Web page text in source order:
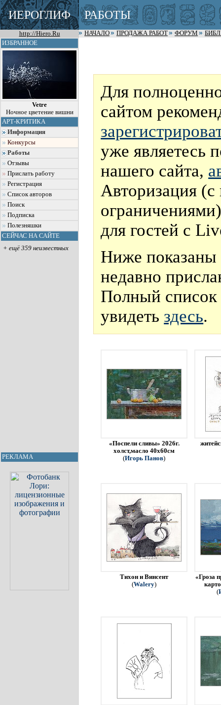
ИЕРОГЛИФ РАБОТЫ
http://Hiero.Ru НАЧАЛО ПРОДАЖА РАБОТ ФОРУМ
ИЗБРАННОЕ
Vetre
Ночное цветение вишни
АРТ-КРИТИКА
Информация
Конкурсы
Работы
Отзывы
Прислать работу
Регистрация
Список авторов
Поиск
Подписка
Полезняшки
СЕЙЧАС НА САЙТЕ
+ ещё 359 неизвестных
РЕКЛАМА
Для
сайтом
уже являетесь
нашего сайта,
Авторизация
для гостей с
Ниже показаны
недавно
Полный
увидеть здесь.
«Поспели сливы» 2026г.
холст,масло 40х60см
(Игорь Панов)
Тихон и Винсент
(Walery)
«Гроза
(